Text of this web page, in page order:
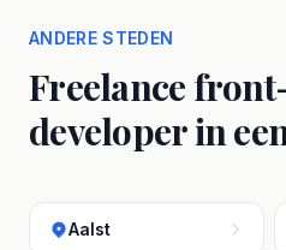
ANDERE STEDEN
Freelance
developer in
Aalst